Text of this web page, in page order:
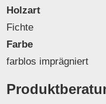
Holzart
Fichte
Farbe
farblos imprägniert